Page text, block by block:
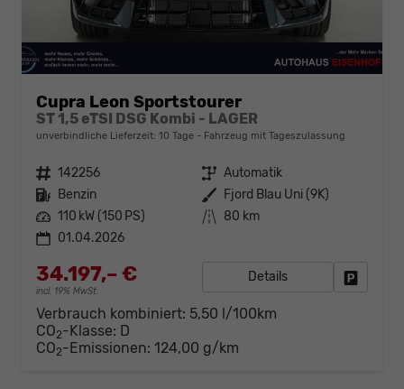
Cupra Leon Sportstourer
ST 1,5 eTSI DSG Kombi - LAGER
unverbindliche Lieferzeit: 10 Tage Fahrzeug mit Tageszulassung
Fahrzeugnr. 142256 Getriebe Automatik
Kraftstoff Benzin Außenfarbe Fjord Blau Uni (9K)
Leistung 110 kW (150 PS) Kilometerstand 80 km
01.04.2026
34.197,– €
incl. 19% MwSt.
Details
Verbrauch kombiniert: 5,50 l/100km
CO2-Klasse: D
CO2-Emissionen: 124,00 g/km